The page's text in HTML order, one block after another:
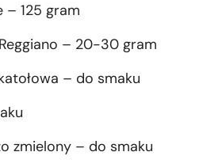
– 125 gram
– 20-30 gram
– do smaku
zmielony – do smaku